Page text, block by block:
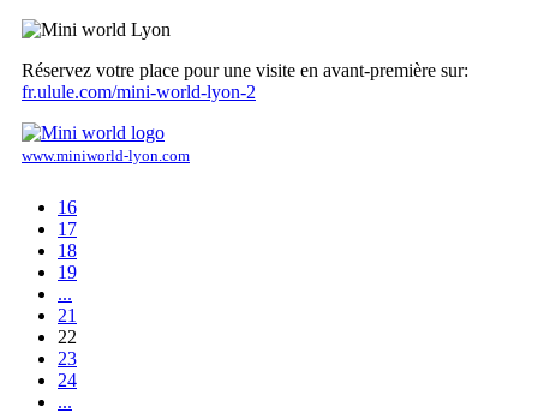
Réservez votre place pour une visite en avant-première sur:
fr.ulule.com/mini-world-lyon-2
www.miniworld-lyon.com
16
17
18
19
...
21
22
23
24
...